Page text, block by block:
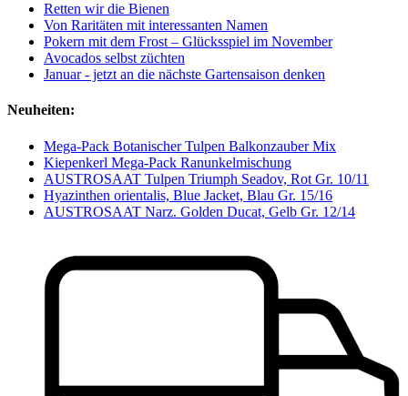
Retten wir die Bienen
Von Raritäten mit interessanten Namen
Pokern mit dem Frost – Glücksspiel im November
Avocados selbst züchten
Januar - jetzt an die nächste Gartensaison denken
Neuheiten:
Mega-Pack Botanischer Tulpen Balkonzauber Mix
Kiepenkerl Mega-Pack Ranunkelmischung
AUSTROSAAT Tulpen Triumph Seadov, Rot Gr. 10/11
Hyazinthen orientalis, Blue Jacket, Blau Gr. 15/16
AUSTROSAAT Narz. Golden Ducat, Gelb Gr. 12/14